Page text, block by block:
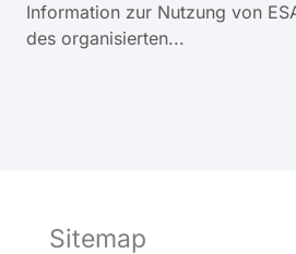
Information zur Nutzung von
des organisierten...
Sitemap